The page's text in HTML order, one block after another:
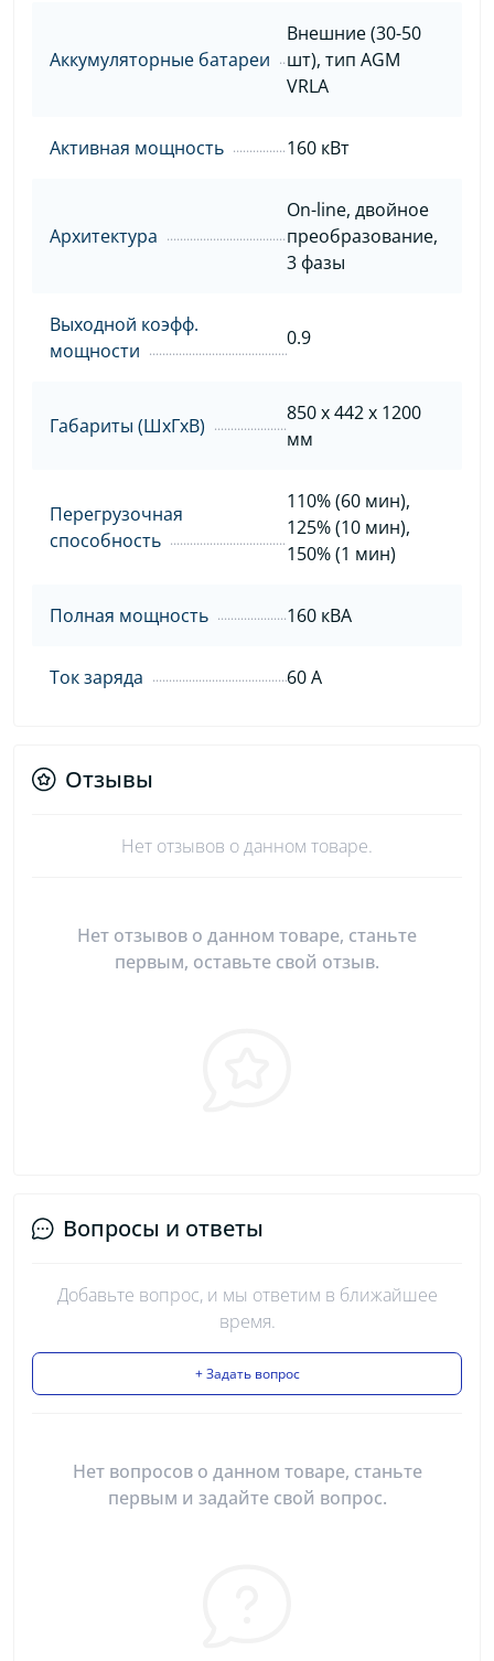
Аккумуляторные батареи
Внешние (30-50
шт), тип AGM
VRLA
Активная мощность 160 кВт
Архитектура
On-line, двойное
преобразование,
3 фазы
Выходной коэфф.
мощности
0.9
Габариты (ШхГхВ)
850 х 442 х 1200
мм
Перегрузочная
способность
110% (60 мин),
125% (10 мин),
150% (1 мин)
Полная мощность 160 кВА
Ток заряда 60 А
Отзывы
Нет отзывов о данном товаре.
Нет отзывов о данном товаре, станьте
первым, оставьте свой отзыв.
Вопросы и ответы
Добавьте вопрос, и мы ответим в ближайшее
время.
+ Задать вопрос
Нет вопросов о данном товаре, станьте
первым и задайте свой вопрос.